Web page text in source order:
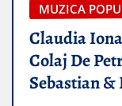
MUZICA
Claudia
Colaj De
Sebastian &